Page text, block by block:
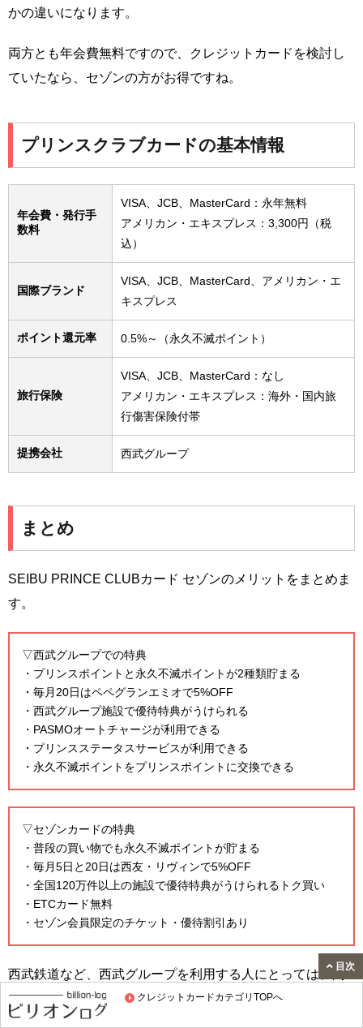
クレジットカードカテゴリTOPへ
かの違いになります。
両方とも年会費無料ですので、クレジットカードを検討し
ていたなら、セゾンの方がお得ですね。
プリンスクラブカードの基本情報
年会費・発行手
数料
VISA、JCB、MasterCard：永年無料
アメリカン・エキスプレス：3,300円（税
込）
国際ブランド
VISA、JCB、MasterCard、アメリカン・エ
キスプレス
ポイント還元率 0.5%～（永久不滅ポイント）
旅行保険
VISA、JCB、MasterCard：なし
アメリカン・エキスプレス：海外・国内旅
行傷害保険付帯
提携会社 西武グループ
まとめ
SEIBU PRINCE CLUBカード セゾンのメリットをまとめま
す。
▽西武グループでの特典
・プリンスポイントと永久不滅ポイントが2種類貯まる
・毎月20日はペペグランエミオで5%OFF
・西武グループ施設で優待特典がうけられる
・PASMOオートチャージが利用できる
・プリンスステータスサービスが利用できる
・永久不滅ポイントをプリンスポイントに交換できる
▽セゾンカードの特典
・普段の買い物でも永久不滅ポイントが貯まる
・毎月5日と20日は西友・リヴィンで5%OFF
・全国120万件以上の施設で優待特典がうけられるトク買い
・ETCカード無料
・セゾン会員限定のチケット・優待割引あり
西武鉄道など、西武グループを利用する人にとっては、間
違いなくお得なカードです。反対に、あまり利用しない人
にとっては、他のセゾンカード検討してみる方がいいでし
目次